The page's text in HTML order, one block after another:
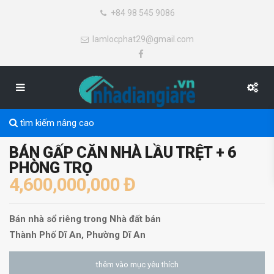
+84 98 545 9086
lamlocphat29@gmail.com
tìm kiếm nâng cao
BÁN GẤP CĂN NHÀ LẦU TRỆT + 6
PHÒNG TRỌ
4,600,000,000 Đ
Bán nhà sổ riêng trong Nhà đất bán
Thành Phố Dĩ An, Phường Dĩ An
thêm vào mục yêu thích